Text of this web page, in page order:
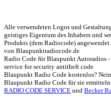
Alle verwendeten Logos und
geistiges Eigentum des Inhabers und
Produkts (dem Radiocode)
von Blaupunktradiocode.de
Radio Code für Blaupunkt Autoradios
service for security antitheft code
Blaupunkt Radio Code kostenlos?
Blaupunkt Radio Code für sie
RADIO CODE SERVICE und Becker